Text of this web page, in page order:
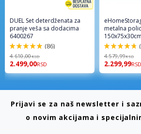
DUEL Set deterdženata za
pranje veša sa dodacima
6400267
98%
(86)
4.610,00RSD
2.499,00RSD
metalna
150x75x30cm
96%
4.579,99RSD
2.299,99RSD
Prijavi se za naš newsletter i
o novim akcijama i